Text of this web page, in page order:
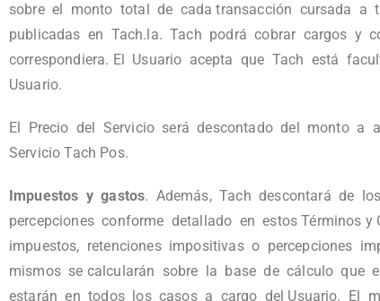
sobre el monto total de cada transacción cursada a
publicadas en Tach.la. Tach podrá cobrar cargos y
correspondiera. El Usuario acepta que Tach está
Usuario.
El Precio del Servicio será descontado del monto a
Servicio Tach Pos.
Impuestos y gastos. Además, Tach descontará de
percepciones conforme detallado en estos Términos y
impuestos, retenciones impositivas o percepciones
mismos se calcularán sobre la base de cálculo que
estarán en todos los casos a cargo del Usuario. El